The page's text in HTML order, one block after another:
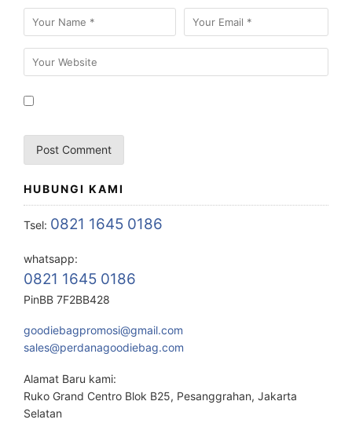
HUBUNGI KAMI
Tsel: 0821 1645 0186
whatsapp:
0821 1645 0186
PinBB 7F2BB428
goodiebagpromosi@gmail.com
sales@perdanagoodiebag.com
Alamat Baru kami:
Ruko Grand Centro Blok B25, Pesanggrahan, Jakarta
Selatan